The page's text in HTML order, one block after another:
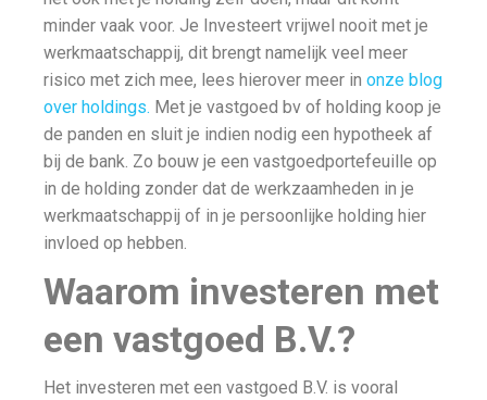
minder vaak voor. Je Investeert vrijwel nooit met je
werkmaatschappij, dit brengt namelijk veel meer
risico met zich mee, lees hierover meer in onze blog
over holdings. Met je vastgoed bv of holding koop je
de panden en sluit je indien nodig een hypotheek af
bij de bank. Zo bouw je een vastgoedportefeuille op
in de holding zonder dat de werkzaamheden in je
werkmaatschappij of in je persoonlijke holding hier
invloed op hebben.
Waarom investeren met
een vastgoed B.V.?
Het investeren met een vastgoed B.V. is vooral